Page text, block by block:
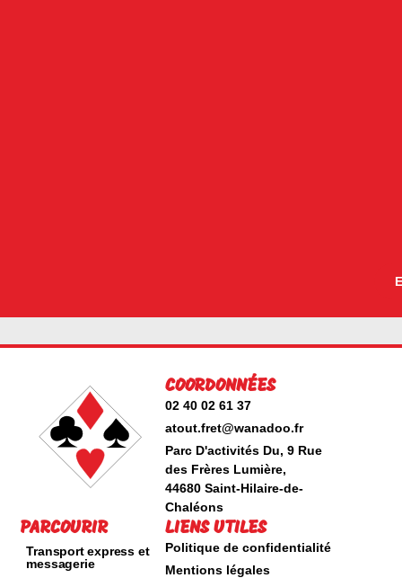
COORDONNÉES
02 40 02 61 37
atout.fret@wanadoo.fr
Parc D'activités Du, 9 Rue
des Frères Lumière,
44680 Saint-Hilaire-de-
Chaléons
PARCOURIR
Transport express et
messagerie
LIENS UTILES
Politique de confidentialité
Mentions légales